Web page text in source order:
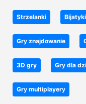
Strzelanki Bijatyki
Gry znajdowanie
3D gry Gry dla
Gry multiplayery